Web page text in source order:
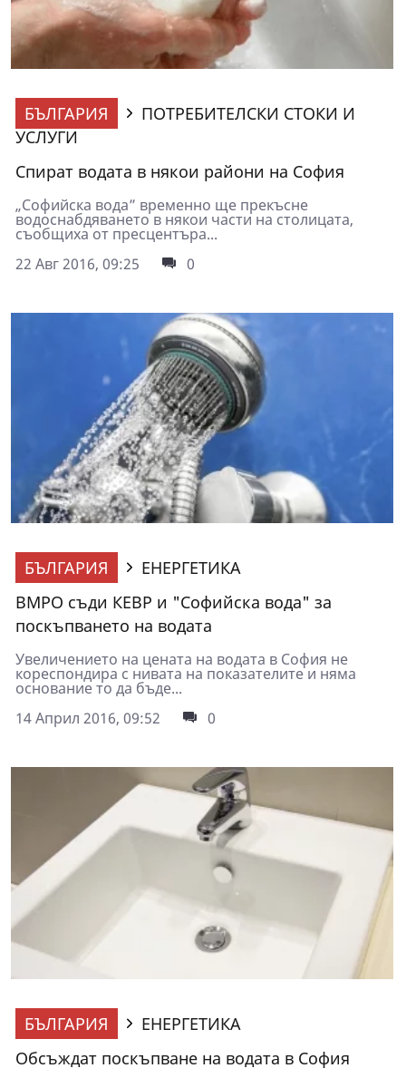
БЪЛГАРИЯ
ПОТРЕБИТЕЛСКИ СТОКИ И
УСЛУГИ
Спират водата в някои райони на София
„Софийска вода” временно ще прекъсне
водоснабдяването в някои части на столицата,
съобщиха от пресцентъра...
22 Авг 2016, 09:25
0
БЪЛГАРИЯ
ЕНЕРГЕТИКА
ВМРО съди КЕВР и "Софийска вода" за
поскъпването на водата
Увеличението на цената на водата в София не
кореспондира с нивата на показателите и няма
основание то да бъде...
14 Април 2016, 09:52
0
БЪЛГАРИЯ
ЕНЕРГЕТИКА
Обсъждат поскъпване на водата в София